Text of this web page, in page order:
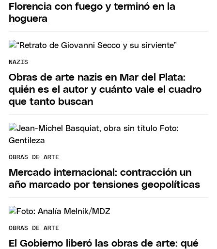
Florencia con fuego y terminó en la
hoguera
NAZIS
Obras de arte nazis en Mar del Plata:
quién es el autor y cuánto vale el cuadro
que tanto buscan
OBRAS DE ARTE
Mercado internacional: contracción un
año marcado por tensiones geopolíticas
OBRAS DE ARTE
El Gobierno liberó las obras de arte: qué